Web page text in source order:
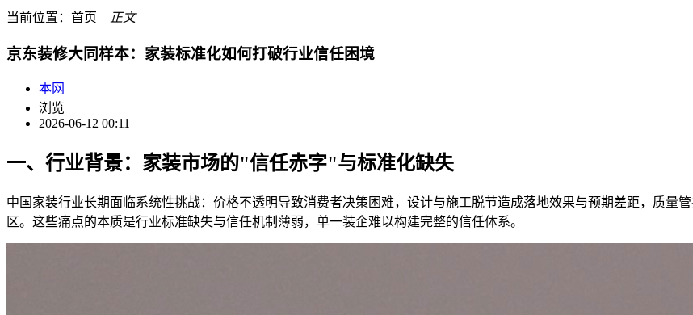
当前位置： 首页―正文
京东装修大同样本：家装标准化如何打破行业信任困境
本网
浏览
2026-06-12 00:11
一、行业背景：家装市场的"信任赤字"与标准化缺失
中国家装行业长期面临系统性挑战：价格不透明导致消费者决策困难，设计与施工脱节造成落地效果与预期差距，质量
区。这些痛点的本质是行业标准缺失与信任机制薄弱，单一装企难以构建完整的信任体系。